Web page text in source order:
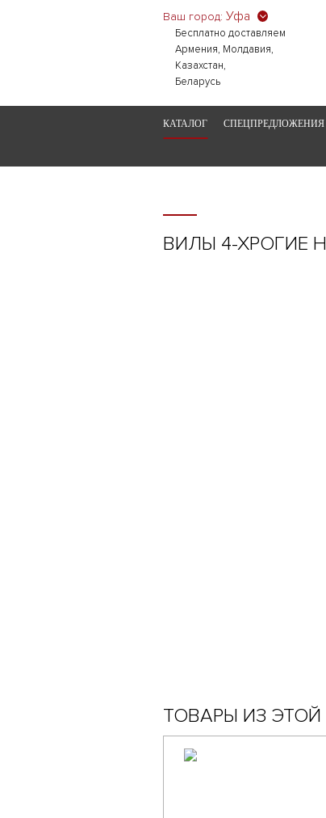
Ваш город: Уфа
Бесплатно доставляем
Армения, Молдавия,
Казахстан,
Беларусь
КАТАЛОГ СПЕЦПРЕДЛОЖЕНИЯ
ВИЛЫ 4-ХРОГИЕ
ТОВАРЫ ИЗ ЭТОЙ